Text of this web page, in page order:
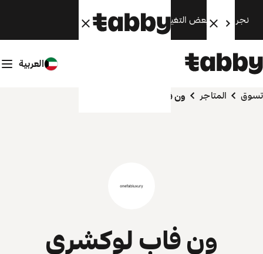
نجري الآن بعض التغييرات. سنعود قريبًا.
العربية
تسوق المتاجر ون فاب لوكشري
ون فاب لوكشري